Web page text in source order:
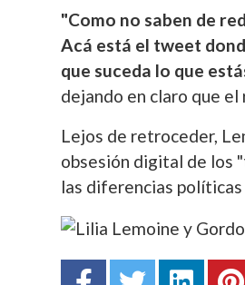
"Como no saben de
Acá está el tweet
que suceda lo que
dejando en claro que
Lejos de retroceder,
obsesión digital de los
las diferencias